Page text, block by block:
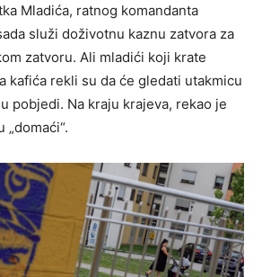
Mladića, ratnog komandanta
služi doživotnu kaznu zatvora za
zatvoru. Ali mladići koji krate
kafića rekli su da će gledati utakmicu
pobjedi. Na kraju krajeva, rekao je
„domaći“.